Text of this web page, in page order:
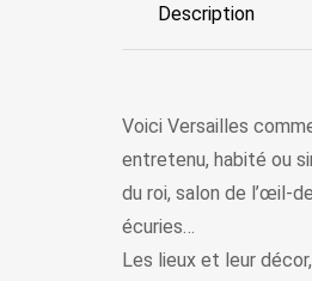
Description
Voici Versailles
entretenu, habité ou
du roi, salon de l’œil-
écuries…
Les lieux et leur